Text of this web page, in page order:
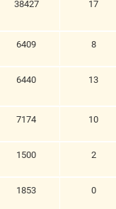
17
38427
8
6409
13
6440
10
7174
2
1500
0
1853